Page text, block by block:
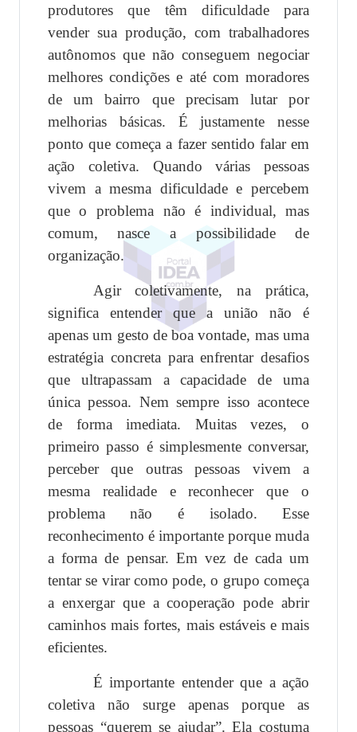
produtores que têm dificuldade para
vender sua produção, com trabalhadores
autônomos que não conseguem negociar
melhores condições e até com moradores
de um bairro que precisam lutar por
melhorias básicas. É justamente nesse
ponto que começa a fazer sentido falar em
ação coletiva. Quando várias pessoas
vivem a mesma dificuldade e percebem
que o problema não é individual, mas
comum, nasce a possibilidade de
organização.
Agir coletivamente, na prática,
significa entender que a união não é
apenas um gesto de boa vontade, mas uma
estratégia concreta para enfrentar desafios
que ultrapassam a capacidade de uma
única pessoa. Nem sempre isso acontece
de forma imediata. Muitas vezes, o
primeiro passo é simplesmente conversar,
perceber que outras pessoas vivem a
mesma realidade e reconhecer que o
problema não é isolado. Esse
reconhecimento é importante porque muda
a forma de pensar. Em vez de cada um
tentar se virar como pode, o grupo começa
a enxergar que a cooperação pode abrir
caminhos mais fortes, mais estáveis e mais
eficientes.
É importante entender que a ação
coletiva não surge apenas porque as
pessoas “querem se ajudar”. Ela costuma